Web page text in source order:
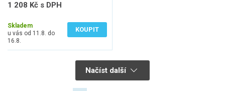
1 208 Kč s DPH
Skladem
u vás od 11.8. do
16.8.
KOUPIT
Načíst další